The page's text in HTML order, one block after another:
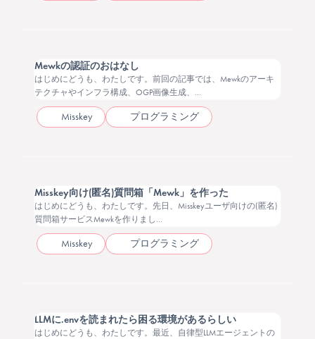
Mewkの認証のおはなし
はじめにどうも、わたしです。前回の記事では、Mewkのアーキ
テクチャやインフラ構成、OGP画像生成、...
Misskey プログラミング
Misskey向け(匿名)質問箱「Mewk」を作った
はじめにどうも、わたしです。先日、Misskeyユーザ向けの(匿名)
質問箱サービスMewkを作りまし...
Misskey プログラミング
LLMに.envを読まれたら困る環境があるらしい
はじめにどうも、わたしです。最近、自律型LLMエージェントの